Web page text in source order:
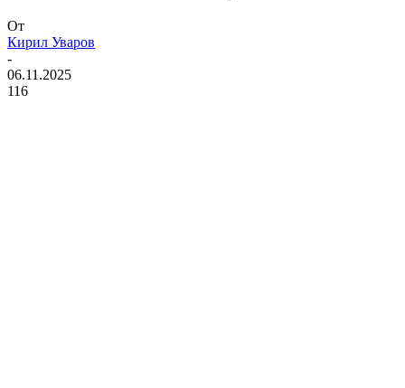
От
Кирил Уваров
-
06.11.2025
116